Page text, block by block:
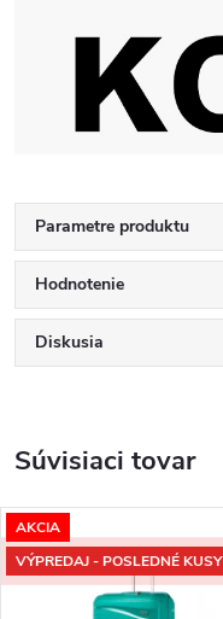
Parametre produktu
Hodnotenie
Diskusia
Súvisiaci tovar
AKCIA
VÝPREDAJ - POSLEDNÉ KUSY